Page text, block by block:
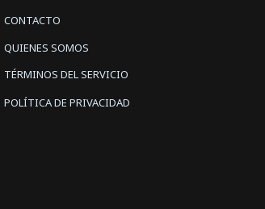
CONTACTO
QUIENES SOMOS
TÉRMINOS DEL SERVICIO
POLÍTICA DE PRIVACIDAD